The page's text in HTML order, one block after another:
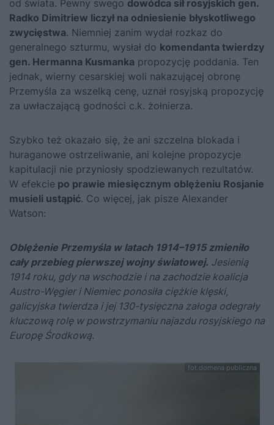
od świata. Pewny swego dowódca sił rosyjskich gen.
Radko Dimitriew liczył na odniesienie błyskotliwego
zwycięstwa. Niemniej zanim wydał rozkaz do
generalnego szturmu, wysłał do komendanta twierdzy
gen. Hermanna Kusmanka propozycję poddania. Ten
jednak, wierny cesarskiej woli nakazującej obronę
Przemyśla za wszelką cenę, uznał rosyjską propozycję
za uwłaczającą godności c.k. żołnierza.
Szybko też okazało się, że ani szczelna blokada i
huraganowe ostrzeliwanie, ani kolejne propozycje
kapitulacji nie przyniosły spodziewanych rezultatów.
W efekcie po prawie miesięcznym oblężeniu Rosjanie
musieli ustąpić. Co więcej, jak pisze Alexander
Watson:
Oblężenie Przemyśla w latach 1914–1915 zmieniło
cały przebieg pierwszej wojny światowej. Jesienią
1914 roku, gdy na wschodzie i na zachodzie koalicja
Austro-Węgier i Niemiec ponosiła ciężkie klęski,
galicyjska twierdza i jej 130-tysięczna załoga odegrały
kluczową rolę w powstrzymaniu najazdu rosyjskiego na
Europę Środkową.
fot.domena publiczna